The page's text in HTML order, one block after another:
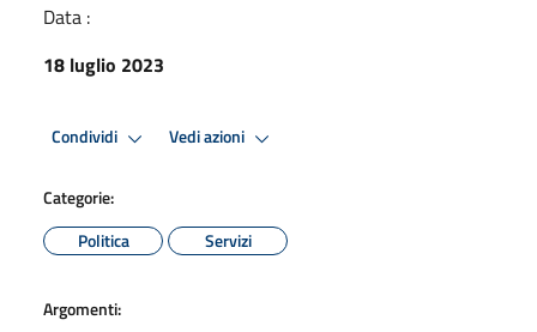
Data :
18 luglio 2023
Condividi Vedi azioni
Categorie:
Politica
Servizi
Argomenti: